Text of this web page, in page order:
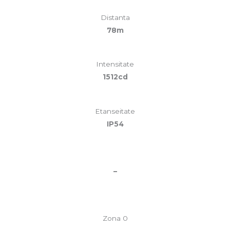
Distanta
78m
Intensitate
1512cd
Etanseitate
IP54
–
Zona 0